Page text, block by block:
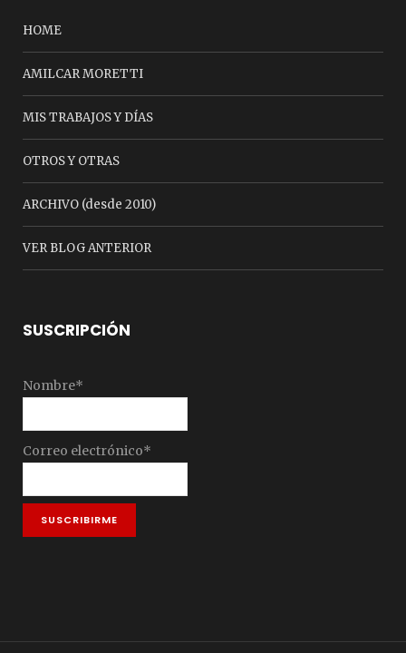
HOME
AMILCAR MORETTI
MIS TRABAJOS Y DÍAS
OTROS Y OTRAS
ARCHIVO (desde 2010)
VER BLOG ANTERIOR
SUSCRIPCIÓN
Nombre*
Correo electrónico*